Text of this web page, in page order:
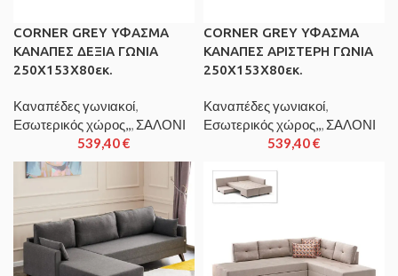
CORNER GREY ΥΦΑΣΜΑ
ΚΑΝΑΠΕΣ ΔΕΞΙΑ ΓΩΝΙΑ
250X153X80εκ.
Καναπέδες γωνιακοί,
Εσωτερικός χώρος,,, ΣΑΛΟΝΙ
539,40€
CORNER GREY ΥΦΑΣΜΑ
ΚΑΝΑΠΕΣ ΑΡΙΣΤΕΡΗ ΓΩΝΙΑ
250X153X80εκ.
Καναπέδες γωνιακοί,
Εσωτερικός χώρος,,, ΣΑΛΟΝΙ
539,40€